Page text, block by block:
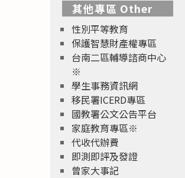
其他專區 Other
性別平等教育
保護智慧財產權專區
台南二區輔導諮商中心
※
學生事務資訊網
移民署ICERD專區
國教署公文公告平台
家庭教育專區※
代收代辦費
即測即評及發證
曾家大事記